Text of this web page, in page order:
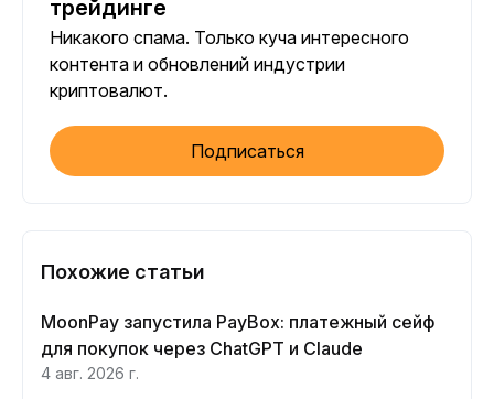
трейдинге
Никакого спама. Только куча интересного
контента и обновлений индустрии
криптовалют.
Подписаться
Похожие статьи
MoonPay запустила PayBox: платежный сейф
для покупок через ChatGPT и Claude
4 авг. 2026 г.